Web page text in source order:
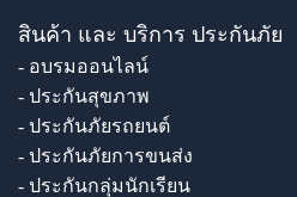
สินค้า และ บริการ ประกันภัย
- อบรมออนไลน์
- ประกันสุขภาพ
- ประกันภัยรถยนต์
- ประกันภัยการขนส่ง
- ประกันกลุ่มนักเรียน